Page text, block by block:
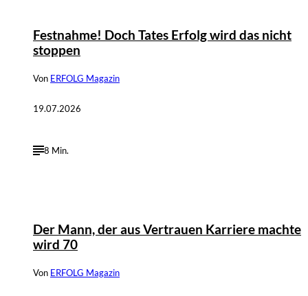
Festnahme! Doch Tates Erfolg wird das nicht
stoppen
Von ERFOLG Magazin
19.07.2026
8 Min.
Der Mann, der aus Vertrauen Karriere machte
wird 70
Von ERFOLG Magazin